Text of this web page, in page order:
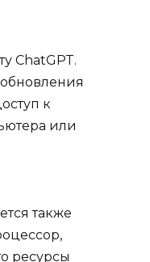
ChatGPT.
к
или
также
ресурсы